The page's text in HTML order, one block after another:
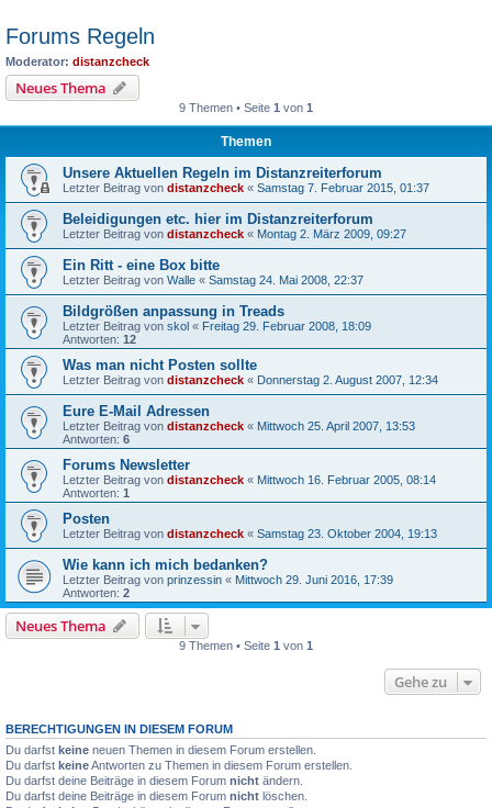
Forums Regeln
Moderator: distanzcheck
Neues Thema
9 Themen • Seite 1 von 1
Themen
Unsere Aktuellen Regeln im Distanzreiterforum
Letzter Beitrag von distanzcheck « Samstag 7. Februar 2015, 01:37
Beleidigungen etc. hier im Distanzreiterforum
Letzter Beitrag von distanzcheck « Montag 2. März 2009, 09:27
Ein Ritt - eine Box bitte
Letzter Beitrag von Walle « Samstag 24. Mai 2008, 22:37
Bildgrößen anpassung in Treads
Letzter Beitrag von skol « Freitag 29. Februar 2008, 18:09
Antworten: 12
Was man nicht Posten sollte
Letzter Beitrag von distanzcheck « Donnerstag 2. August 2007, 12:34
Eure E-Mail Adressen
Letzter Beitrag von distanzcheck « Mittwoch 25. April 2007, 13:53
Antworten: 6
Forums Newsletter
Letzter Beitrag von distanzcheck « Mittwoch 16. Februar 2005, 08:14
Antworten: 1
Posten
Letzter Beitrag von distanzcheck « Samstag 23. Oktober 2004, 19:13
Wie kann ich mich bedanken?
Letzter Beitrag von prinzessin « Mittwoch 29. Juni 2016, 17:39
Antworten: 2
Neues Thema
9 Themen • Seite 1 von 1
Gehe zu
BERECHTIGUNGEN IN DIESEM FORUM
Du darfst keine neuen Themen in diesem Forum erstellen.
Du darfst keineAntworten zu Themen in diesem Forum erstellen.
Du darfst deine Beiträge in diesem Forum nicht ändern.
Du darfst deine Beiträge in diesem Forum nicht löschen.